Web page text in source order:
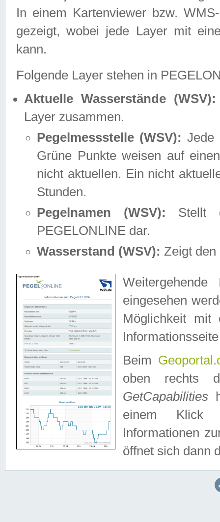
In einem Kartenviewer bzw.
gezeigt, wobei jede Layer mit
kann.
Folgende Layer stehen in
Aktuelle Wasserstände (WSV):
Layer zusammen.
Pegelmessstelle (WSV): Jede
Grüne Punkte weisen auf
nicht aktuellen. Ein nicht
Stunden.
Pegelnamen (WSV): Stellt
PEGELONLINE dar.
Wasserstand (WSV): Zeigt den
eingesehen
Möglichkeit mit
Beim
oben rechts
GetCapabilities
einem Klick
Informationen
öffnet sich dann